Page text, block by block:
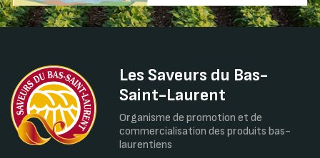
Les Saveurs du Bas-
Saint-Laurent
Organisme de promotion et de
commercialisation des produits bas-
laurentiens